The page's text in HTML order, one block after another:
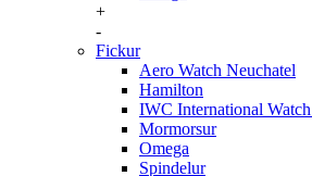
+
-
Fickur
Aero Watch Neuchatel
Hamilton
IWC International
Mormorsur
Omega
Spindelur